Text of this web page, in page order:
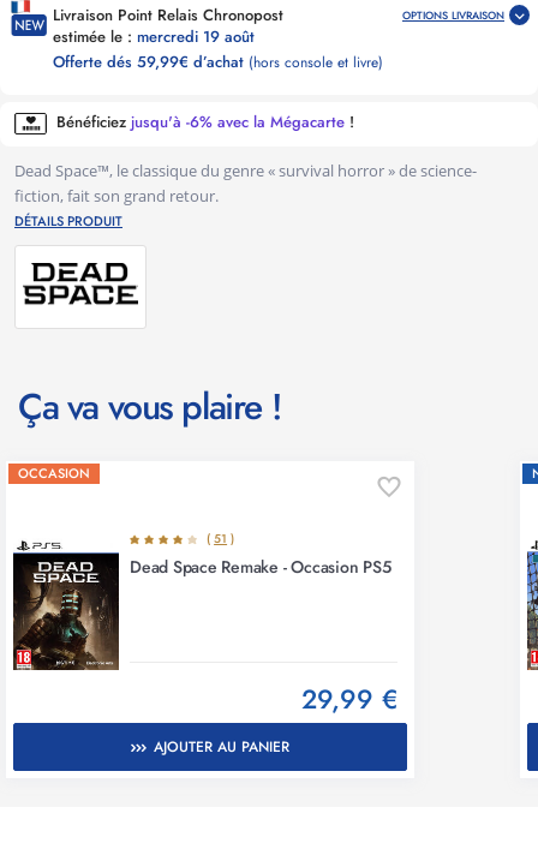
Livraison Point Relais Chronopost
estimée le : mercredi 19 août
Offerte dés 59,99€ d’achat (hors console et livre)
OPTIONS LIVRAISON
Bénéficiez jusqu'à -6% avec la Mégacarte !
Dead Space™, le classique du genre « survival horror » de science-
fiction, fait son grand retour.
DÉTAILS PRODUIT
Ça va vous plaire !
OCCASION
( 51 )
Dead Space Remake - Occasion PS5
29,99 €
AJOUTER AU PANIER